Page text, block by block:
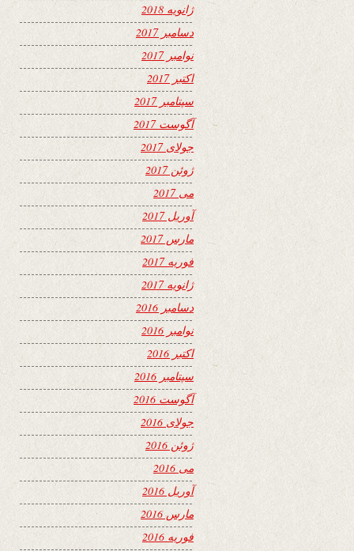
ژانویه 2018
دسامبر 2017
نوامبر 2017
اکتبر 2017
سپتامبر 2017
آگوست 2017
جولای 2017
ژوئن 2017
می 2017
آوریل 2017
مارس 2017
فوریه 2017
ژانویه 2017
دسامبر 2016
نوامبر 2016
اکتبر 2016
سپتامبر 2016
آگوست 2016
جولای 2016
ژوئن 2016
می 2016
آوریل 2016
مارس 2016
فوریه 2016